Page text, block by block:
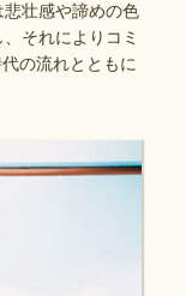
壮感や諦めの色
それによりコミ
の流れとともに